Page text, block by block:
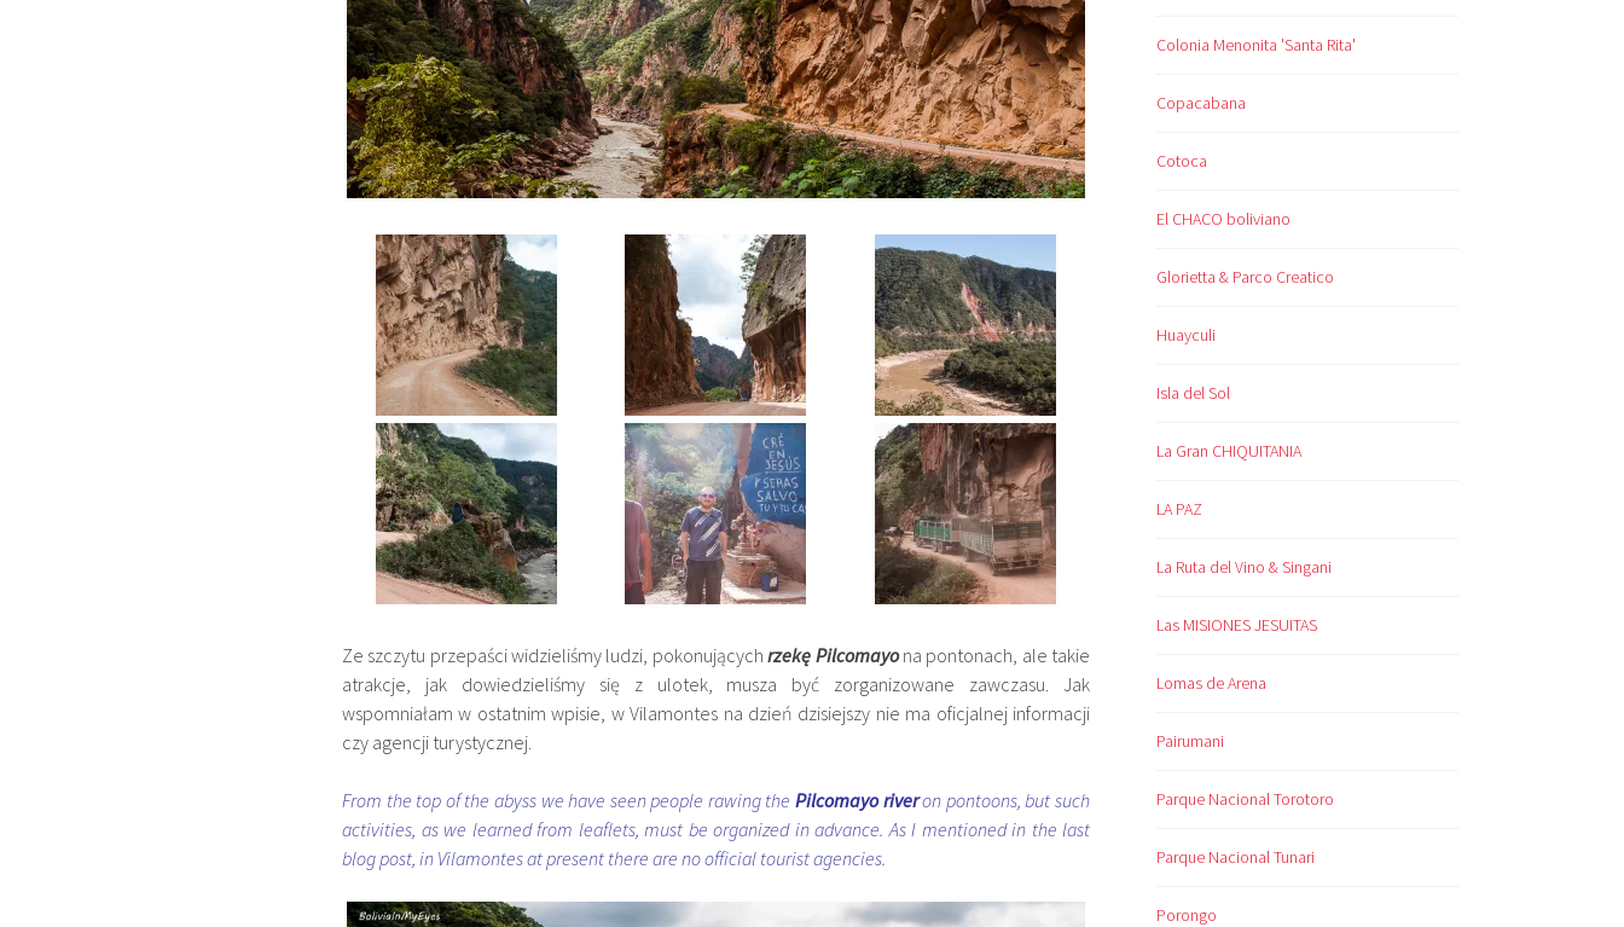
Ze szczytu przepaści widzieliśmy ludzi, pokonujących rzekę Pilcomayona pontonach, ale takie
atrakcje, jak dowiedzieliśmy się z ulotek, musza być zorganizowane zawczasu. Jak
wspomniałam w ostatnim wpisie, w Vilamontes na dzień dzisiejszy nie ma oficjalnej informacji
czy agencji turystycznej.
From the top of the abyss we have seen people rawing thePilcomayo riveron pontoons, but such
activities, as we learned from leaflets, must be organized in advance. As I mentioned in the last
blog post, in Vilamontes at present there are no official tourist agencies.
Colonia Menonita 'Santa Rita'
Copacabana
Cotoca
El CHACO boliviano
Glorietta & Parco Creatico
Huayculi
Isla del Sol
La Gran CHIQUITANIA
LA PAZ
La Ruta del Vino & Singani
Las MISIONES JESUITAS
Lomas de Arena
Pairumani
Parque Nacional Torotoro
Parque Nacional Tunari
Porongo